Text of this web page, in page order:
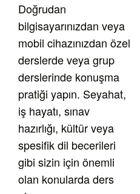
Doğrudan
bilgisayarınızdan veya
mobil cihazınızdan özel
derslerde veya grup
derslerinde konuşma
pratiği yapın. Seyahat,
iş hayatı, sınav
hazırlığı, kültür veya
spesifik dil becerileri
gibi sizin için önemli
olan konularda ders